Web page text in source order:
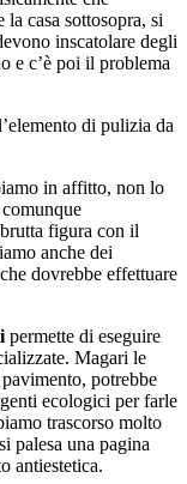
casa sottosopra, si
inscatolare degli
e c’è poi il problema
di pulizia da
in affitto, non lo
figura con il
anche dei
dovrebbe effettuare
permette di eseguire
Magari le
potrebbe
ecologici per farle
trascorso molto
palesa una pagina
antiestetica.